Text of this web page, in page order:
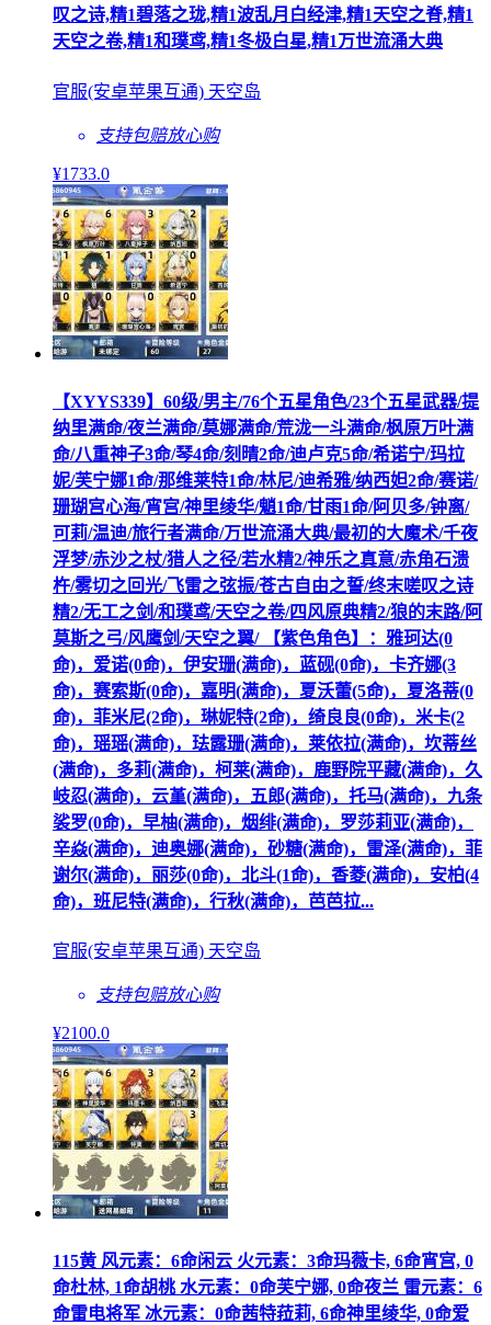
叹之诗,精1碧落之珑,精1波乱月白经津,精1天空之脊,精1
天空之卷,精1和璞鸢,精1冬极白星,精1万世流涌大典
官服(安卓苹果互通) 天空岛
支持包赔放心购
¥1733.0
【XYYS339】60级/男主/76个五星角色/23个五星武器/提
纳里满命/夜兰满命/莫娜满命/荒泷一斗满命/枫原万叶满
命/八重神子3命/琴4命/刻晴2命/迪卢克5命/希诺宁/玛拉
妮/芙宁娜1命/那维莱特1命/林尼/迪希雅/纳西妲2命/赛诺/
珊瑚宫心海/宵宫/神里绫华/魈1命/甘雨1命/阿贝多/钟离/
可莉/温迪/旅行者满命/万世流涌大典/最初的大魔术/千夜
浮梦/赤沙之杖/猎人之径/若水精2/神乐之真意/赤角石溃
杵/雾切之回光/飞雷之弦振/苍古自由之誓/终末嗟叹之诗
精2/无工之剑/和璞鸢/天空之卷/四风原典精2/狼的末路/阿
莫斯之弓/风鹰剑/天空之翼/ 【紫色角色】：雅珂达(0
命)，爱诺(0命)，伊安珊(满命)，蓝砚(0命)，卡齐娜(3
命)，赛索斯(0命)，嘉明(满命)，夏沃蕾(5命)，夏洛蒂(0
命)，菲米尼(2命)，琳妮特(2命)，绮良良(0命)，米卡(2
命)，瑶瑶(满命)，珐露珊(满命)，莱依拉(满命)，坎蒂丝
(满命)，多莉(满命)，柯莱(满命)，鹿野院平藏(满命)，久
岐忍(满命)，云堇(满命)，五郎(满命)，托马(满命)，九条
裟罗(0命)，早柚(满命)，烟绯(满命)，罗莎莉亚(满命)，
辛焱(满命)，迪奥娜(满命)，砂糖(满命)，雷泽(满命)，菲
谢尔(满命)，丽莎(0命)，北斗(1命)，香菱(满命)，安柏(4
命)，班尼特(满命)，行秋(满命)，芭芭拉...
官服(安卓苹果互通) 天空岛
支持包赔放心购
¥2100.0
115黄 风元素：6命闲云 火元素：3命玛薇卡, 6命宵宫, 0
命杜林, 1命胡桃 水元素：0命芙宁娜, 0命夜兰 雷元素：6
命雷电将军 冰元素：0命茜特菈莉, 6命神里绫华, 0命爱